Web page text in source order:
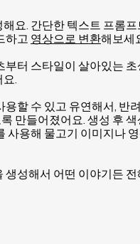
요. 간단한 텍스트 프롬
하고 영상으로 변환해보세
터 스타일이 살아있는
.
할 수 있고 유연해서, 반
만들어졌어요. 생성 후 색
사용해 물고기 이미지나
성해서 어떤 이야기든